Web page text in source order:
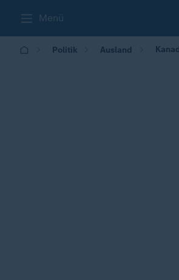
Menü
Politik Ausland